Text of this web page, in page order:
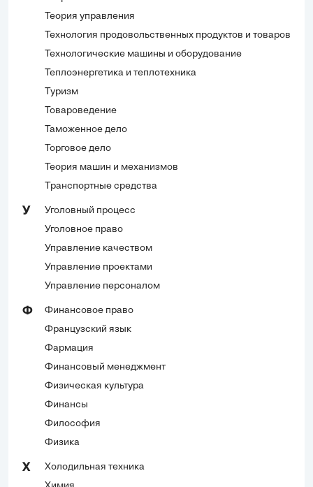
Теория управления
Технология продовольственных продуктов и товаров
Технологические машины и оборудование
Теплоэнергетика и теплотехника
Туризм
Товароведение
Таможенное дело
Торговое дело
Теория машин и механизмов
Транспортные средства
У
Уголовный процесс
Уголовное право
Управление качеством
Управление проектами
Управление персоналом
Ф
Финансовое право
Французский язык
Фармация
Финансовый менеджмент
Физическая культура
Финансы
Философия
Физика
Х
Холодильная техника